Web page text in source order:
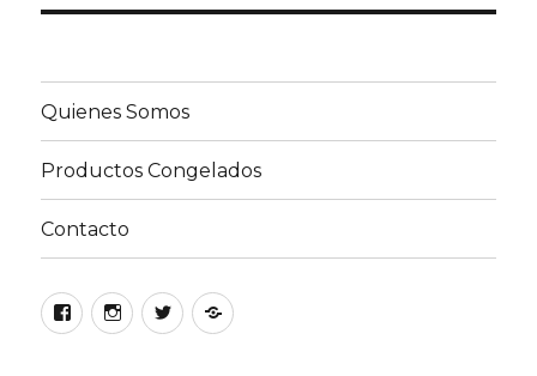
Quienes Somos
Productos Congelados
Contacto
FacebookInstagram
TwitterGoogle